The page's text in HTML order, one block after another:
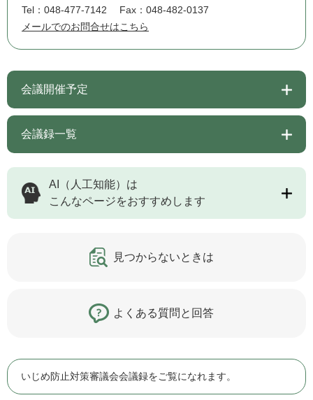
Tel：048-477-7142
Fax：048-482-0137
メールでのお問合せはこちら
会議開催予定
会議録一覧
AI（人工知能）は
こんなページをおすすめします
見つからないときは
よくある質問と回答
いじめ防止対策審議会会議録をご覧になれます。